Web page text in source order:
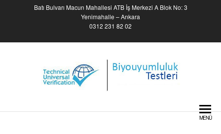
content
Batı Bulvarı Macun Mahallesi ATB İş Merkezi A Blok No: 3
Yenimahalle – Ankara
0312 231 82 02
MENÜ